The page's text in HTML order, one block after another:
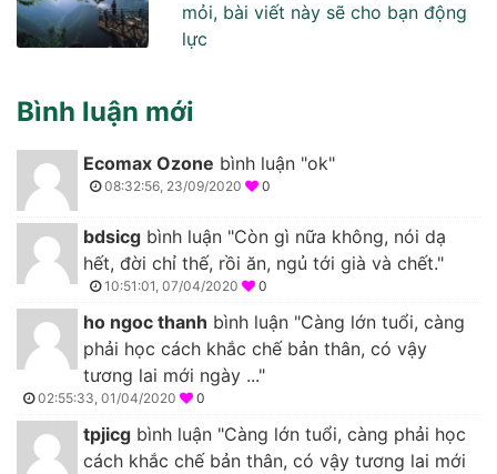
mỏi, bài viết này sẽ cho bạn động
lực
Bình luận mới
Ecomax Ozone bình luận "ok"
08:32:56, 23/09/2020 0
bdsicg bình luận "Còn gì nữa không, nói dạ
hết, đời chỉ thế, rồi ăn, ngủ tới già và chết."
10:51:01, 07/04/2020 0
ho ngoc thanh bình luận "Càng lớn tuổi, càng
phải học cách khắc chế bản thân, có vậy
tương lai mới ngày ..."
02:55:33, 01/04/2020 0
tpjicg bình luận "Càng lớn tuổi, càng phải học
cách khắc chế bản thân, có vậy tương lai mới